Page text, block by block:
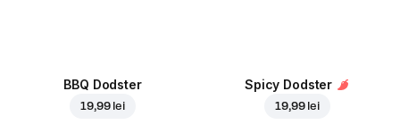
BBQ Dodster
19,99 lei
Spicy Dodster
19,99 lei